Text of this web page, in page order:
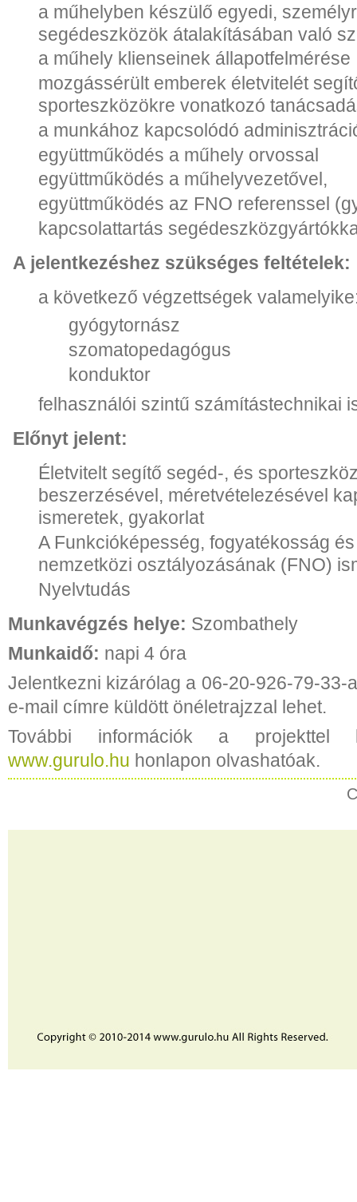
a műhelyben készülő egyedi,
segédeszközök átalakításában való
a műhely klienseinek állapotfelmérése
mozgássérült emberek életvitelét
sporteszközökre vonatkozó
a munkához kapcsolódó
együttműködés a műhely orvossal
együttműködés a műhelyvezetővel,
együttműködés az FNO referenssel
kapcsolattartás
A jelentkezéshez szükséges feltételek:
a következő végzettségek
gyógytornász
szomatopedagógus
konduktor
felhasználói szintű számítástechnikai
Előnyt jelent:
Életvitelt segítő segéd-, és
beszerzésével, méretvételezésével
ismeretek, gyakorlat
A Funkcióképesség, fogyatékosság
nemzetközi osztályozásának (FNO)
Nyelvtudás
Munkavégzés helye: Szombathely
Munkaidő: napi 4 óra
Jelentkezni kizárólag a 06-20-926-79-33-
e-mail címre küldött önéletrajzzal lehet.
További információk a projekttel
www.gurulo.hu honlapon olvashatóak.